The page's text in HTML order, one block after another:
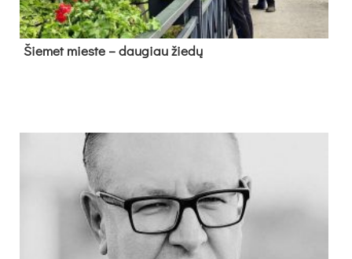
Šie­met mies­te – dau­giau žie­dų